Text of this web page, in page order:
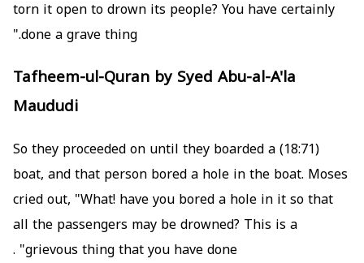
torn it open to drown its people? You have certainly
done a grave thing."
Tafheem-ul-Quran by Syed Abu-al-A'la
Maududi
(18:71) So they proceeded on until they boarded a
boat, and that person bored a hole in the boat. Moses
cried out, "What! have you bored a hole in it so that
all the passengers may be drowned? This is a
grievous thing that you have done" .